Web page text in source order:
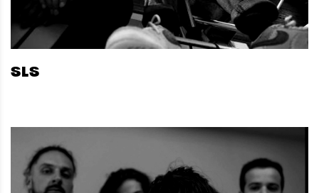
SLS